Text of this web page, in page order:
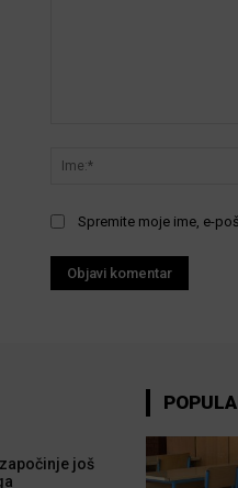
Spremite moje ime, e-
još